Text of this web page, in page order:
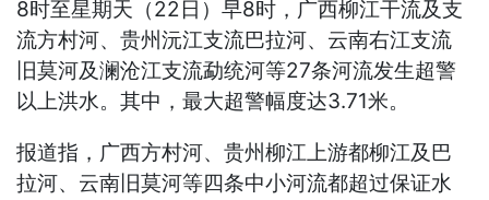
8时至星期天（22日）早8时，广西柳江干流及支
流方村河、贵州沅江支流巴拉河、云南右江支流
旧莫河及澜沧江支流勐统河等27条河流发生超警
以上洪水。其中，最大超警幅度达3.71米。
报道指，广西方村河、贵州柳江上游都柳江及巴
拉河、云南旧莫河等四条中小河流都超过保证水